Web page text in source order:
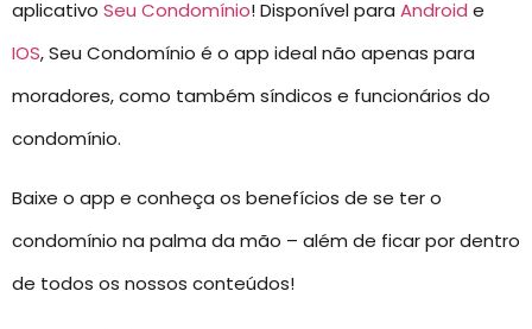
aplicativo Seu Condomínio! Disponível para Android e
IOS, Seu Condomínio é o app ideal não apenas para
moradores, como também síndicos e funcionários do
condomínio.
Baixe o app e conheça os benefícios de se ter o
condomínio na palma da mão – além de ficar por dentro
de todos os nossos conteúdos!